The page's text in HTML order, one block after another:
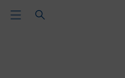
Toggle Main Navigation